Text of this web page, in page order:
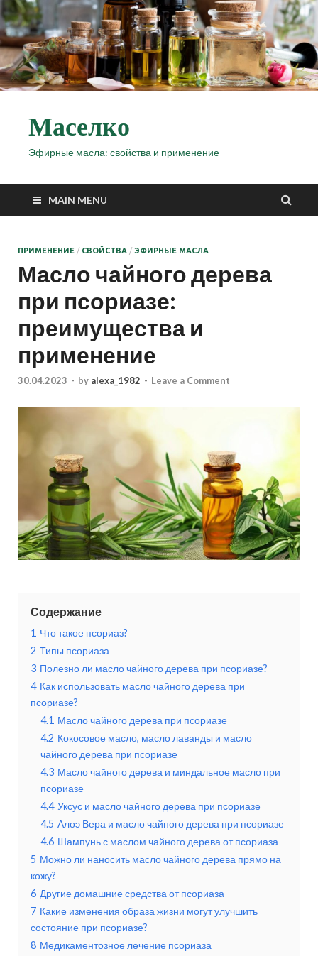
Маселко
Эфирные масла: свойства и применение
MAIN MENU
ПРИМЕНЕНИЕ / СВОЙСТВА / ЭФИРНЫЕ МАСЛА
Масло чайного дерева
при псориазе:
преимущества и
применение
30.04.2023 - by alexa_1982 - Leave a Comment
Содержание
1 Что такое псориаз?
2 Типы псориаза
3 Полезно ли масло чайного дерева при псориазе?
4 Как использовать масло чайного дерева при
псориазе?
4.1 Масло чайного дерева при псориазе
4.2 Кокосовое масло, масло лаванды и масло
чайного дерева при псориазе
4.3 Масло чайного дерева и миндальное масло при
псориазе
4.4 Уксус и масло чайного дерева при псориазе
4.5 Алоэ Вера и масло чайного дерева при псориазе
4.6 Шампунь с маслом чайного дерева от псориаза
5 Можно ли наносить масло чайного дерева прямо на
кожу?
6 Другие домашние средства от псориаза
7 Какие изменения образа жизни могут улучшить
состояние при псориазе?
8 Медикаментозное лечение псориаза